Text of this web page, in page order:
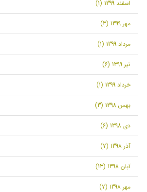
اسفند 1399 (1)
مهر 1399 (3)
مرداد 1399 (1)
تیر 1399 (6)
خرداد 1399 (1)
بهمن 1398 (3)
دی 1398 (6)
آذر 1398 (7)
آبان 1398 (13)
مهر 1398 (7)